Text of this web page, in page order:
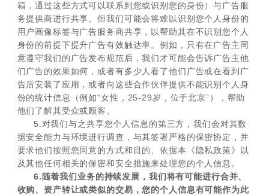
箱，通过这些方式可以联系到您或识别您的身份）与广告服
务提供商进行共享。但我们可能会将难以识别您个人身份的
用户画像标签与广告服务商共享，以帮助其在不识别您个人
身份的前提下提升广告有效触达率。例如，只有在广告主同
意遵守我们的广告发布规范后，我们才可能会告诉广告主他
们广告的效果如何，或者有多少人看了他们广告或在看到广
告后安装了应用，或者向这些合作伙伴提供不能识别个人身
份的统计信息（例如“女性，25-29岁，位于北京”），帮助
他们了解其受众或顾客。
5.对我们与之共享您个人信息的第三方，我们会对其数
据安全能力与环境进行调查，与其签署严格的保密协定，并
要求他们按照您同意的方式和目的、依据本《隐私政策》以
及其他任何相关的保密和安全措施来处理您的个人信息。
6.随着我们业务的持续发展，我们将有可能进行合并、
收购、资产转让或类似的交易，您的个人信息有可能作为此